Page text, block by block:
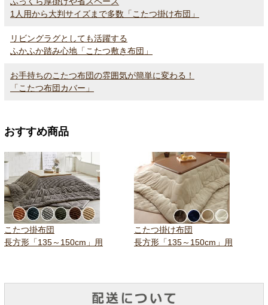
1人用から大判サイズまで多数「こたつ掛け布団」
リビングラグとしても活躍する
ふかふか踏み心地「こたつ敷き布団」
お手持ちのこたつ布団の雰囲気が簡単に変わる！
「こたつ布団カバー」
おすすめ商品
こたつ掛布団
長方形「135～150cm」用
こたつ掛け布団
長方形「135～150cm」用